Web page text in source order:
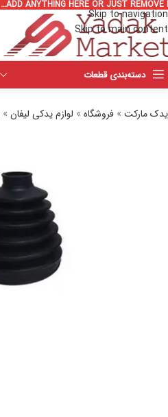
Skip to navigation
Skip to main content
ADD ANYTHING HERE OR JUST REMOVE
دسته‌بندی قطعات
یدک مارکت» فروشگاه» لوازم یدکی لیفان»